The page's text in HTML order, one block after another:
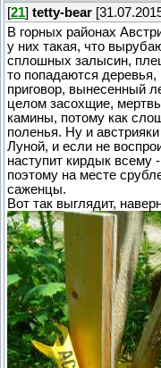
[21] tetty-bear
В горных районах
у них такая, что
сплошных залысин,
то попадаются
приговор, вынесенный
целом засохщие,
камины, потому как
поленья. Ну и
Луной, и если не
наступит кирдык всему
поэтому на месте
саженцы.
Вот так выглядит,